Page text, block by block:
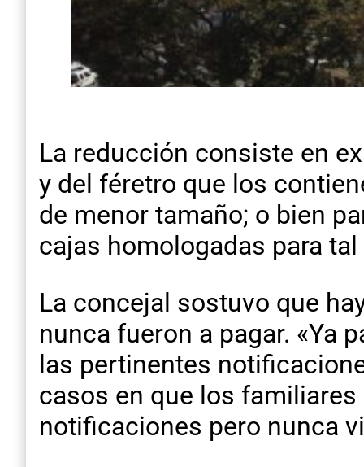
La reducción consiste en
y del féretro que los
de menor tamaño; o bien
cajas homologadas para
La concejal sostuvo que
nunca fueron a pagar. «Ya
las pertinentes
casos en que los
notificaciones pero nunca